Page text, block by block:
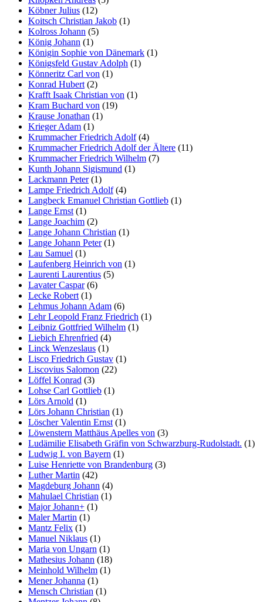
Köbner Julius (12)
Koitsch Christian Jakob (1)
Kolross Johann (5)
König Johann (1)
Königin Sophie von Dänemark (1)
Königsfeld Gustav Adolph (1)
Könneritz Carl von (1)
Konrad Hubert(2)
Krafft Isaak Christian von (1)
Kram Buchard von (19)
Krause Jonathan (1)
Krieger Adam (1)
Krummacher Friedrich Adolf(4)
Krummacher Friedrich Adolf der Ältere (11)
Krummacher Friedrich Wilhelm (7)
Kunth Johann Sigismund (1)
Lackmann Peter(1)
Lampe Friedrich Adolf(4)
Langbeck Emanuel Christian Gottlieb (1)
Lange Ernst(1)
Lange Joachim (2)
Lange Johann Christian (1)
Lange Johann Peter(1)
Lau Samuel (1)
Laufenberg Heinrich von (1)
Laurenti Laurentius (5)
Lavater Caspar(6)
Lecke Robert(1)
Lehmus Johann Adam (6)
Lehr Leopold Franz Friedrich (1)
Leibniz Gottfried Wilhelm (1)
Liebich Ehrenfried (4)
Linck Wenzeslaus (1)
Lisco Friedrich Gustav (1)
Liscovius Salomon (22)
Löffel Konrad (3)
Lohse Carl Gottlieb (1)
Lörs Arnold (1)
Lörs Johann Christian (1)
Löscher Valentin Ernst(1)
Löwenstern Matthäus Apelles von (3)
Ludämilie Elisabeth Gräfin von Schwarzburg-Rudolstadt. (1)
Ludwig I. von Bayern (1)
Luise Henriette von Brandenburg (3)
Luther Martin (42)
Magdeburg Johann (4)
Mahulael Christian (1)
Major Johann+ (1)
Maler Martin (1)
Mantz Felix (1)
Manuel Niklaus (1)
Maria von Ungarn (1)
Mathesius Johann (18)
Meinhold Wilhelm (1)
Mener Johanna (1)
Mensch Christian (1)